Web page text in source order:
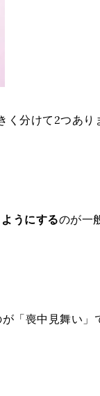
く分けて2つあり
うにするのが一
「喪中見舞い」